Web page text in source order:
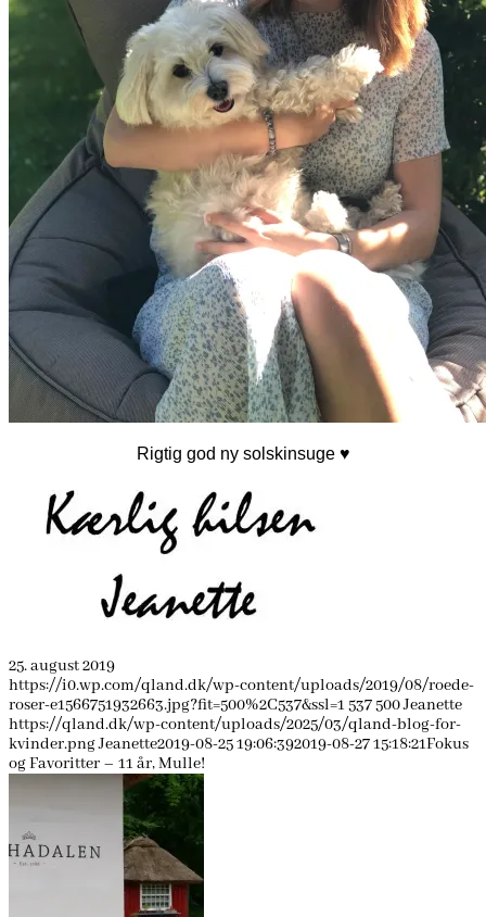
Rigtig god ny solskinsuge ♥
25. august 2019
https://i0.wp.com/qland.dk/wp-content/uploads/2019/08/roede-
roser-e1566751932663.jpg?fit=500%2C537&ssl=1 537500Jeanette
https://qland.dk/wp-content/uploads/2025/03/qland-blog-for-
kvinder.pngJeanette2019-08-25 19:06:392019-08-27 15:18:21Fokus
og Favoritter – 11 år, Mulle!